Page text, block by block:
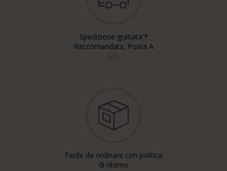
Spedizione gratuita'*
Raccomandata, Posta A
Facile da ordinare con politica
di ritorno